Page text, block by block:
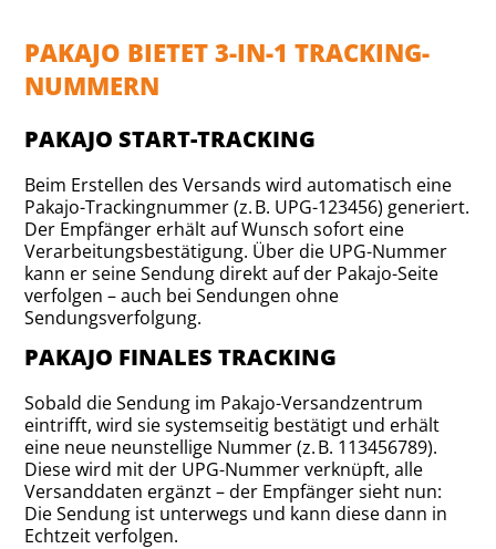
PAKAJO BIETET 3-IN-1 TRACKING-
NUMMERN
PAKAJO START-TRACKING
Beim Erstellen des Versands wird automatisch eine
Pakajo-Trackingnummer (z. B. UPG-123456) generiert.
Der Empfänger erhält auf Wunsch sofort eine
Verarbeitungsbestätigung. Über die UPG-Nummer
kann er seine Sendung direkt auf der Pakajo-Seite
verfolgen – auch bei Sendungen ohne
Sendungsverfolgung.
PAKAJO FINALES TRACKING
Sobald die Sendung im Pakajo-Versandzentrum
eintrifft, wird sie systemseitig bestätigt und erhält
eine neue neunstellige Nummer (z. B. 113456789).
Diese wird mit der UPG-Nummer verknüpft, alle
Versanddaten ergänzt – der Empfänger sieht nun:
Die Sendung ist unterwegs und kann diese dann in
Echtzeit verfolgen.